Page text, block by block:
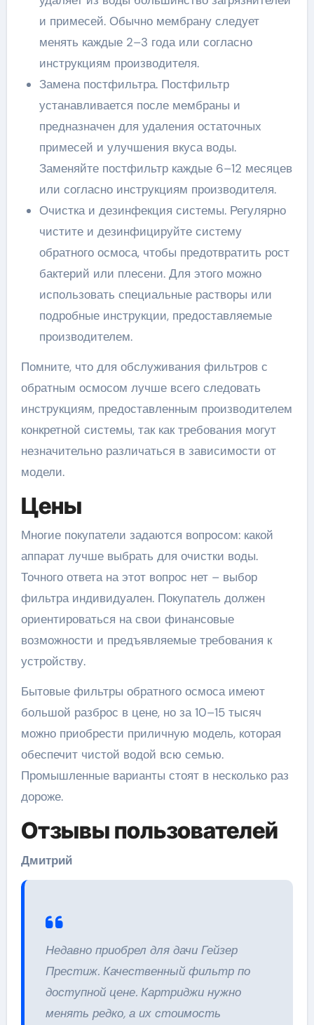
и примесей. Обычно мембрану следует
менять каждые 2–3 года или согласно
инструкциям производителя.
Замена постфильтра. Постфильтр
устанавливается после мембраны и
предназначен для удаления остаточных
примесей и улучшения вкуса воды.
Заменяйте постфильтр каждые 6–12 месяцев
или согласно инструкциям производителя.
Очистка и дезинфекция системы. Регулярно
чистите и дезинфицируйте систему
обратного осмоса, чтобы предотвратить рост
бактерий или плесени. Для этого можно
использовать специальные растворы или
подробные инструкции, предоставляемые
производителем.
Помните, что для обслуживания фильтров с
обратным осмосом лучше всего следовать
инструкциям, предоставленным производителем
конкретной системы, так как требования могут
незначительно различаться в зависимости от
модели.
Цены
Многие покупатели задаются вопросом: какой
аппарат лучше выбрать для очистки воды.
Точного ответа на этот вопрос нет – выбор
фильтра индивидуален. Покупатель должен
ориентироваться на свои финансовые
возможности и предъявляемые требования к
устройству.
Бытовые фильтры обратного осмоса имеют
большой разброс в цене, но за 10–15 тысяч
можно приобрести приличную модель, которая
обеспечит чистой водой всю семью.
Промышленные варианты стоят в несколько раз
дороже.
Отзывы пользователей
Дмитрий
Недавно приобрел для дачи Гейзер
Престиж. Качественный фильтр по
доступной цене. Картриджи нужно
менять редко, а их стоимость